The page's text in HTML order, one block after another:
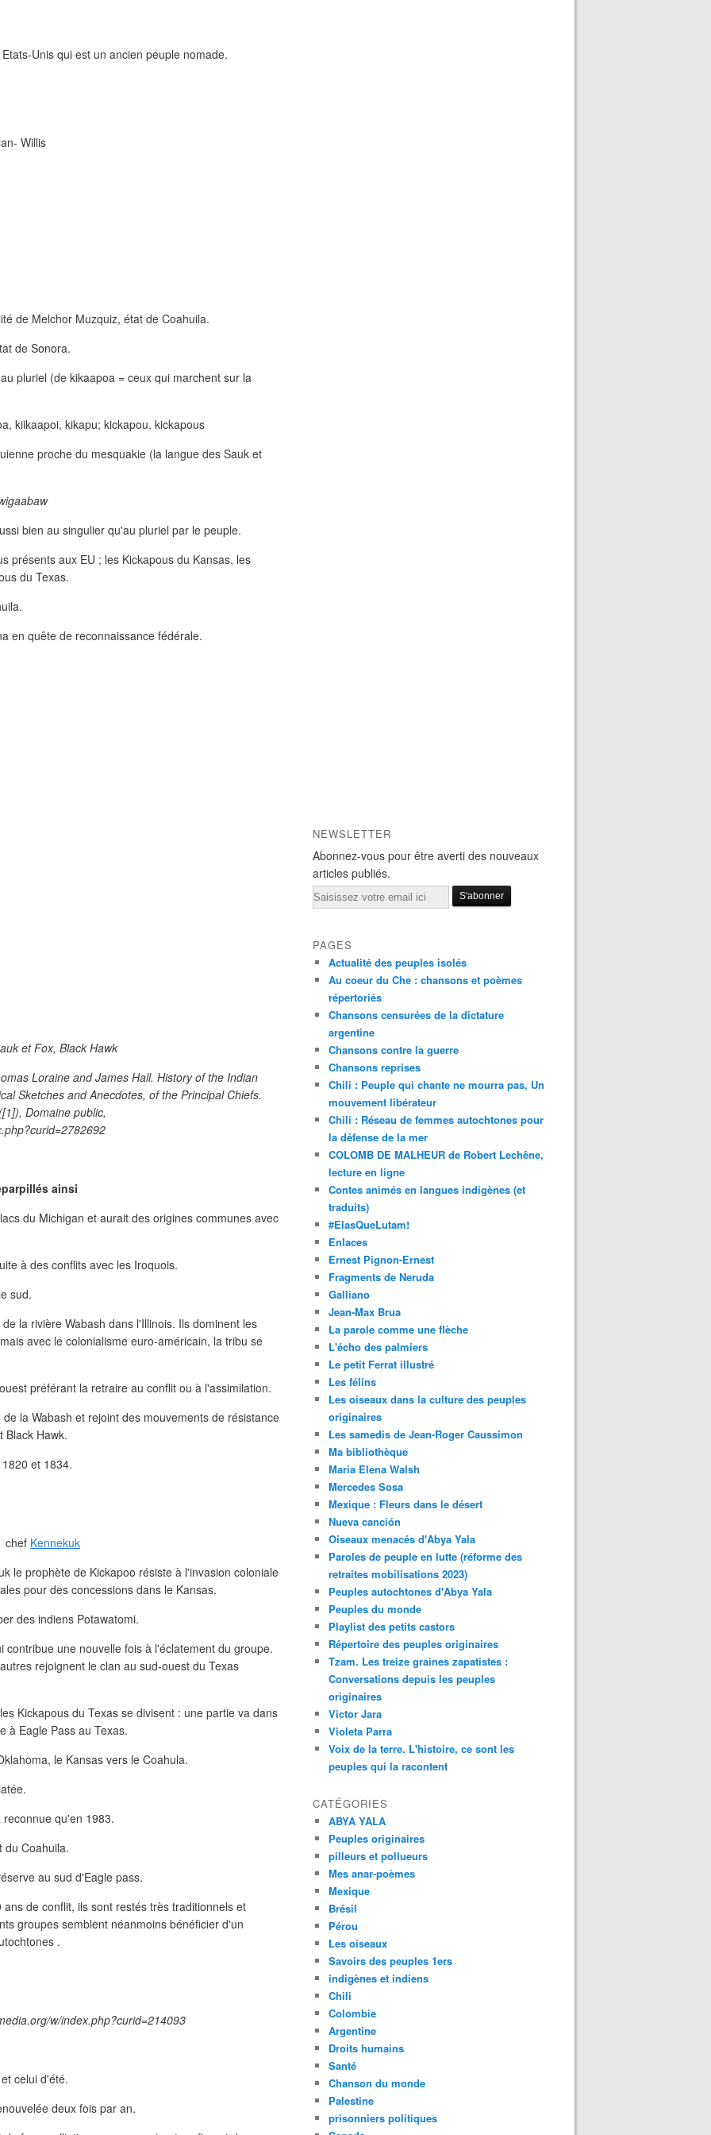
Unis qui est un ancien peuple nomade.
Willis
de Melchor Muzquiz, état de Coahuila.
de Sonora.
pluriel (de kikaapoa = ceux qui marchent sur la
kiikaapoi, kikapu; kickapou, kickapous
proche du mesquakie (la langue des Sauk et
bien au singulier qu'au pluriel par le peuple.
présents aux EU ; les Kickapous du Kansas, les
du Texas.
en quête de reconnaissance fédérale.
et Fox, Black Hawk
Loraine and James Hall. History of the Indian
Sketches and Anecdotes, of the Principal Chiefs.
Domaine public,
ainsi
du Michigan et aurait des origines communes avec
à des conflits avec les Iroquois.
sud.
la rivière Wabash dans l'Illinois. Ils dominent les
avec le colonialisme euro-américain, la tribu se
préférant la retraire au conflit ou à l'assimilation.
la Wabash et rejoint des mouvements de résistance
Black Hawk.
et 1834.
chef Kennekuk
le prophète de Kickapoo résiste à l'invasion coloniale
pour des concessions dans le Kansas.
des indiens Potawatomi.
contribue une nouvelle fois à l'éclatement du groupe.
rejoignent le clan au sud-ouest du Texas
Kickapous du Texas se divisent : une partie va dans
à Eagle Pass au Texas.
le Kansas vers le Coahula.
qu'en 1983.
du Coahuila.
au sud d'Eagle pass.
de conflit, ils sont restés très traditionnels et
groupes semblent néanmoins bénéficier d'un
.
w/index.php?curid=214093
celui d'été.
deux fois par an.
NEWSLETTER
Abonnez-vous pour être averti des nouveaux
articles publiés.
Email
PAGES
Actualité des peuples isolés
Au coeur du Che : chansons et poèmes
répertoriés
Chansons censurées de la dictature
argentine
Chansons contre la guerre
Chansons reprises
Chili : Peuple qui chante ne mourra pas, Un
mouvement libérateur
Chili : Réseau de femmes autochtones pour
la défense de la mer
COLOMB DE MALHEUR de Robert Lechêne,
lecture en ligne
Contes animés en langues indigènes (et
traduits)
#ElasQueLutam!
Enlaces
Ernest Pignon-Ernest
Fragments de Neruda
Galliano
Jean-Max Brua
La parole comme une flèche
L'écho des palmiers
Le petit Ferrat illustré
Les félins
Les oiseaux dans la culture des peuples
originaires
Les samedis de Jean-Roger Caussimon
Ma bibliothèque
Maria Elena Walsh
Mercedes Sosa
Mexique : Fleurs dans le désert
Nueva canción
Oiseaux menacés d'Abya Yala
Paroles de peuple en lutte (réforme des
retraites mobilisations 2023)
Peuples autochtones d'Abya Yala
Peuples du monde
Playlist des petits castors
Répertoire des peuples originaires
Tzam. Les treize graines zapatistes :
Conversations depuis les peuples
originaires
Victor Jara
Violeta Parra
Voix de la terre. L'histoire, ce sont les
peuples qui la racontent
CATÉGORIES
ABYA YALA
Peuples originaires
pilleurs et pollueurs
Mes anar-poèmes
Mexique
Brésil
Pérou
Les oiseaux
Savoirs des peuples 1ers
indigènes et indiens
Chili
Colombie
Argentine
Droits humains
Santé
Chanson du monde
Palestine
prisonniers politiques